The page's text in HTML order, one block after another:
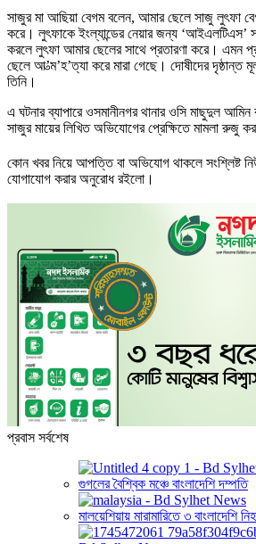
সাজুর মা আছিয়া বেগম বলেন, আমার ছেলে সাজু লুৎফা
করে। লুৎফাকে ইংল্যান্ডের নেয়ার জন্য
করলে লুৎফা আমার ছেলের সাথে প্রতারণা করে। এমন
ছেলে আ’ত্ম’হ’ত্যা করে মারা গেছে। দোষীদের দৃষ্ঠান্ত
তিনি।
এ ঘটনার ব্যাপারে ওসমানীনগর থানার ওসি মাছুদুল
সাজুর মায়ের লিখিত অভিযোগের প্রেক্ষিতে মামলা রুজু
কোন খবর নিয়ে আপত্তি বা অভিযোগ থাকলে সংশ্লিষ্ট
যোগাযোগ করার অনুরোধ রইলো।
প্রবাস সর্বশেষ
গুগলের বৈশ্বিক মঞ্চে বাংলাদেশি দম্পতি
মালয়েশিয়ায় মারামারিতে ৩ বাংলাদেশি